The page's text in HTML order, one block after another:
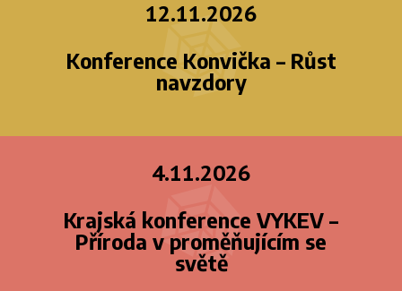
12.11.2026
Konference Konvička – Růst
navzdory
4.11.2026
Krajská konference VYKEV –
Příroda v proměňujícím se
světě